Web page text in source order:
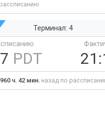
Терминал: 4
PDT
ч. 42 мин. назад по